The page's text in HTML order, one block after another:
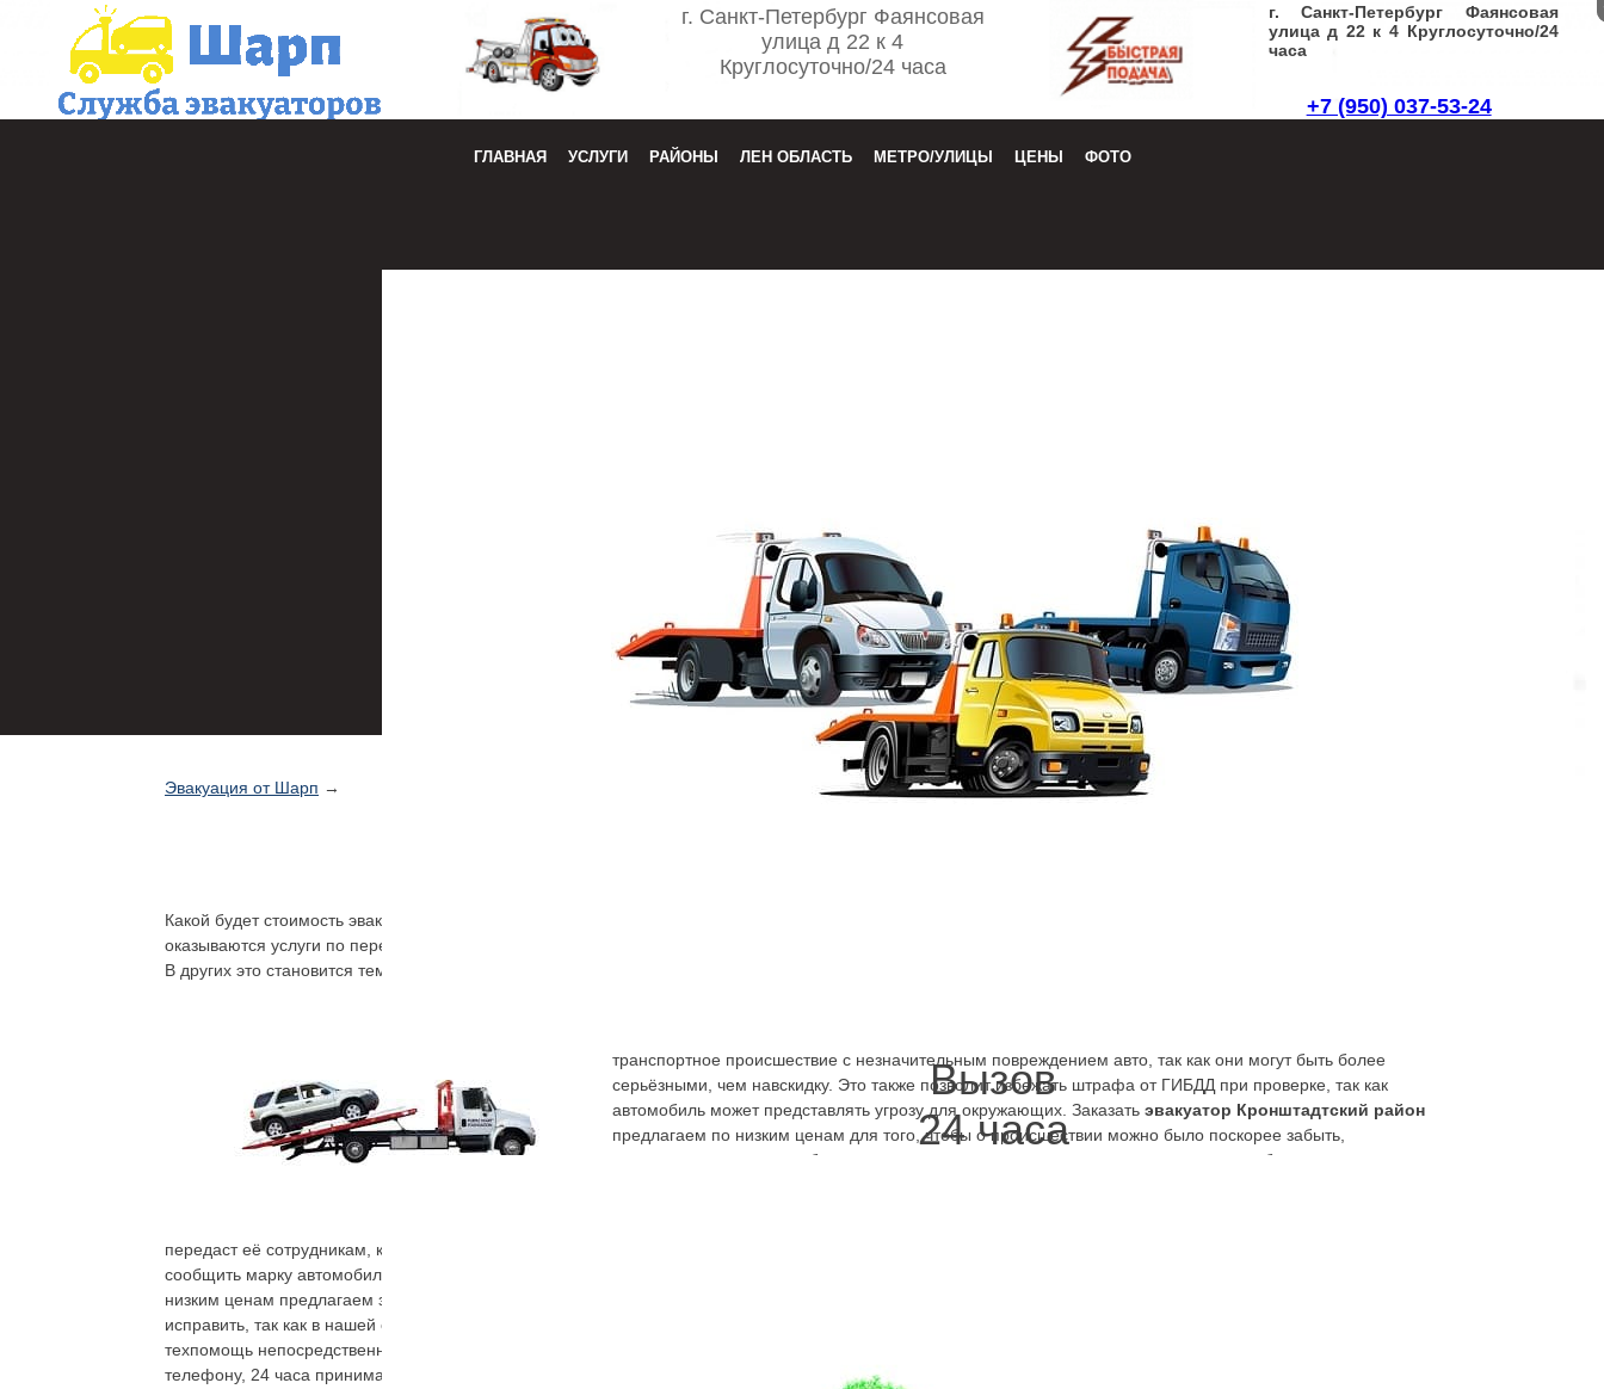
г. Санкт-Петербург Фаянсовая
улица д 22 к 4
Круглосуточно/24 часа
г. Санкт-Петербург Фаянсовая
улица д 22 к 4 Круглосуточно/24
часа
+7 (950) 037-53-24
ГЛАВНАЯ УСЛУГИ РАЙОНЫ ЛЕН ОБЛАСТЬ МЕТРО/УЛИЦЫ ЦЕНЫ ФОТО
Вызов
24 часа
Эвакуация от Шарп →
Какой будет стоимость эвакуатора Круглосуточно предоставляется техпомощь в перевозке по тарифу от 2000 рублей в час. Не первый год нашей компанией
оказываются услуги по перевозкам авто и не было нареканий, что мы считаем важным достижением. Без помощи эвакуатора не обойтись в некоторых случаях.
В других это становится тем условием, которое позволяет с большей пользой разрешить ситуацию.
транспортное происшествие с незначительным повреждением авто, так как они могут быть более
серьёзными, чем навскидку. Это также позволит избежать штрафа от ГИБДД при проверке, так как
автомобиль может представлять угрозу для окружающих. Заказать эвакуатор Кронштадтский район
предлагаем по низким ценам для того, чтобы о происшествии можно было поскорее забыть,
отремонтировать автомобиль сразу, провести осмотр всех систем, которые могли быть повреждены.
передаст её сотрудникам, которые будут выполнять погрузку. Позвонив по телефону эвакуатора,
сообщить марку автомобиля, что произошло, телефон для обратной связи. Автопогрузчик тут же выедет к месту, где находится транспортное средство. По
низким ценам предлагаем заказать легковой и грузовой эвакуатор Кронштадтский район. Если проколото колесо и нет запаски, также помогут у нас ситуацию
исправить, так как в нашей службе эвакуаторов Кронштадтский район Санкт-Петербург предусмотрена и такая услуга, как выездной шиномонтаж, дозаправка,
техпомощь непосредственно на месте. Узнать на все услуги службы эвакуаторов цена Кронштадтский район какая действует, можно прямо сейчас, позвонив по
телефону, 24 часа принимающему звонки для обеспечения европейского качества техпомощи для владельцев автотранспорта, мототехники, водного